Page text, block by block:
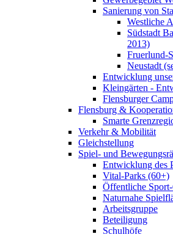
Sanierung von
Westliche
Südstadt
2013)
Fruerlund-
Neustadt
Entwicklung
Kleingärten -
Flensburger
Flensburg &
Smarte
Verkehr & Mobilität
Gleichstellung
Spiel- und
Entwicklung des
Vital-Parks (60+)
Öffentliche
Naturnahe
Arbeitsgruppe
Beteiligung
Schulhöfe